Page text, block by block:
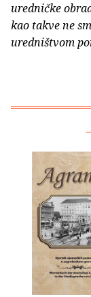
uredničke
kao takve ne
uredništvom